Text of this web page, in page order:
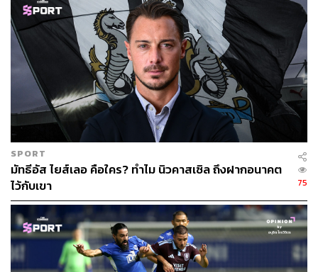
อาร์เตต้าอธิบายว่า ต้นไม้เป็นสิ่งมีชีวิตที่ต้องดูแลตลอดเวลา
รากก็เหมือนประวัติศาสตร์ของสโมสร วันที่แดดออก น้ำดี ทุก
อย่างก็เติบโตง่าย แต่วันที่พายุเข้า
วันที่อากาศหนาว วันที่ทุกอย่างเริ่มสั่นคลอน นั่นแหละคือ
ช่วงเวลาที่สำคัญที่สุด เพราะทีมที่ดี คือทีมที่ยังรักษากันไว้ได้
ในวันที่ทุกอย่างกำลังพัง
ต้นไม้ต้นนั้นเลยไม่ใช่แค่สัญลักษณ์ แต่สอนว่า การ
เปลี่ยนแปลงองค์กรอย่างแท้จริง (transformation) ไม่ได้เริ่ม
จากกลยุทธ์ แต่มักเริ่มจากวัฒนธรรม
แต่แน่นอน วัฒนธรรมอย่างเดียวไม่พอหรอกครับ
สิ่งที่สามที่ทำให้อาร์เตต้าต่างจากผู้นำสายสร้างแรงบันดาลใจ
ทั่วไป คือความเข้มงวดเรื่องรายละเอียด
SPORT
มัทธีอัส ไยส์เลอ คือใคร? ทำไม นิวคาสเซิล ถึงฝากอนาคต
ไว้กับเขา
75